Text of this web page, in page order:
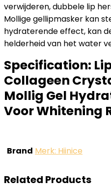
verwijderen, dubbele lip
Mollige gellipmasker kan
hydraterende effect, kan
helderheid van het water
Specification:
Collageen
Mollig Gel
Voor Whitening
Brand Merk: Hiinice
Related Products